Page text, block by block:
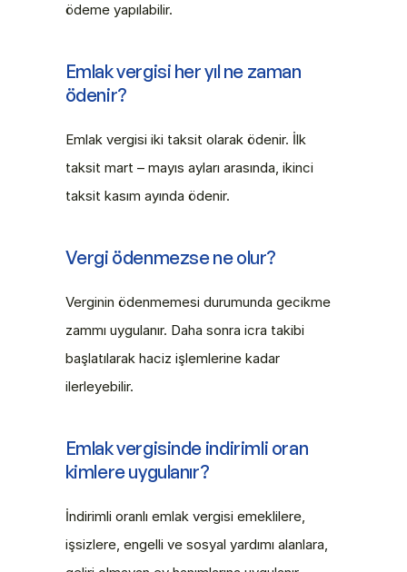
ödeme yapılabilir.
Emlak vergisi her yıl ne zaman
ödenir?
Emlak vergisi iki taksit olarak ödenir. İlk
taksit mart – mayıs ayları arasında, ikinci
taksit kasım ayında ödenir.
Vergi ödenmezse ne olur?
Verginin ödenmemesi durumunda gecikme
zammı uygulanır. Daha sonra icra takibi
başlatılarak haciz işlemlerine kadar
ilerleyebilir.
Emlak vergisinde indirimli oran
kimlere uygulanır?
İndirimli oranlı emlak vergisi emeklilere,
işsizlere, engelli ve sosyal yardımı alanlara,